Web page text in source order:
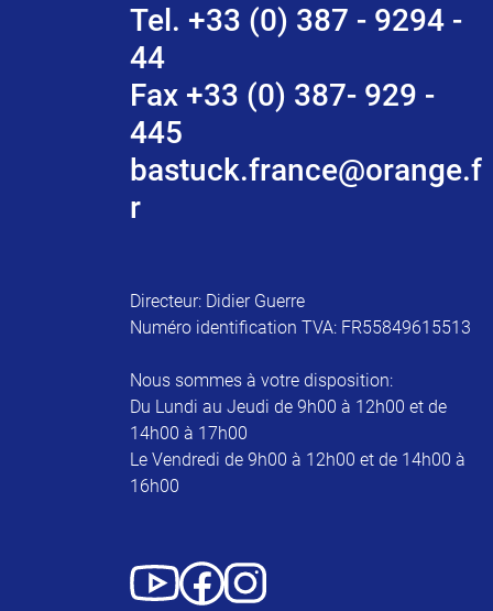
Tel. +33 (0) 387 - 9294 -
44
Fax +33 (0) 387- 929 -
445
bastuck.france@orange.f
r
Directeur: Didier Guerre
Numéro identification TVA: FR55849615513
Nous sommes à votre disposition:
Du Lundi au Jeudi de 9h00 à 12h00 et de
14h00 à 17h00
Le Vendredi de 9h00 à 12h00 et de 14h00 à
16h00